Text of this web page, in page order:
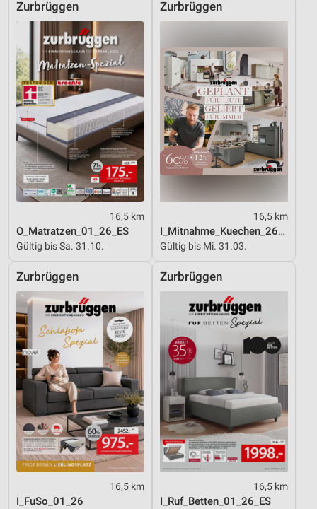
Zurbrüggen
16,5 km
O_Matratzen_01_26_ES
Gültig bis Sa. 31.10.
Zurbrüggen
16,5 km
I_Mitnahme_Kuechen_26_ES
Gültig bis Mi. 31.03.
Zurbrüggen
16,5 km
I_FuSo_01_26
Zurbrüggen
16,5 km
I_Ruf_Betten_01_26_ES
Analyse von Zielgruppen durch Statistiken oder
Kombinationen von Daten aus verschiedenen
Quellen
Entwicklung und Verbesserung der Angebote
Verwendung reduzierter Daten zur Auswahl von
Inhalten
IAB-Besonderheiten:
Verwendung genauer Standortdaten
Geräte anhand von aktiv angeforderten
Informationen identifizieren
Nicht-IAB-Verarbeitungszwecke:
Notwendig
Funktional
Werbung